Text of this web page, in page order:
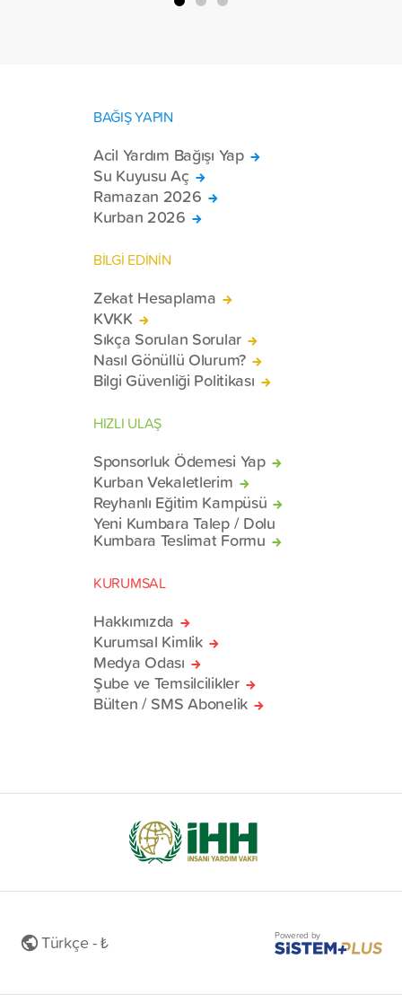
BAĞIŞ YAPIN
Acil Yardım Bağışı Yap
Su Kuyusu Aç
Ramazan 2026
Kurban 2026
BİLGİ EDİNİN
Zekat Hesaplama
KVKK
Sıkça Sorulan Sorular
Nasıl Gönüllü Olurum?
Bilgi Güvenliği Politikası
HIZLI ULAŞ
Sponsorluk Ödemesi Yap
Kurban Vekaletlerim
Reyhanlı Eğitim Kampüsü
Yeni Kumbara Talep / Dolu
Kumbara Teslimat Formu
KURUMSAL
Hakkımızda
Kurumsal Kimlik
Medya Odası
Şube ve Temsilcilikler
Bülten / SMS Abonelik
Türkçe - ₺ Powered by